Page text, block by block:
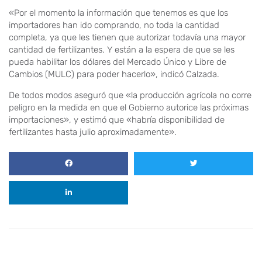
«Por el momento la información que tenemos es que los
importadores han ido comprando, no toda la cantidad
completa, ya que les tienen que autorizar todavía una mayor
cantidad de fertilizantes. Y están a la espera de que se les
pueda habilitar los dólares del Mercado Único y Libre de
Cambios (MULC) para poder hacerlo», indicó Calzada.
De todos modos aseguró que «la producción agrícola no corre
peligro en la medida en que el Gobierno autorice las próximas
importaciones», y estimó que «habría disponibilidad de
fertilizantes hasta julio aproximadamente».